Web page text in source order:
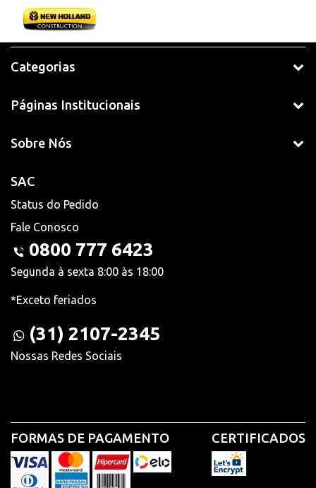
Categorias
Páginas Institucionais
Sobre Nós
SAC
Status do Pedido
Fale Conosco
0800 777 6423
Segunda à sexta 8:00 às 18:00
*Exceto feriados
(31) 2107-2345
Nossas Redes Sociais
FORMAS DE PAGAMENTO CERTIFICADOS